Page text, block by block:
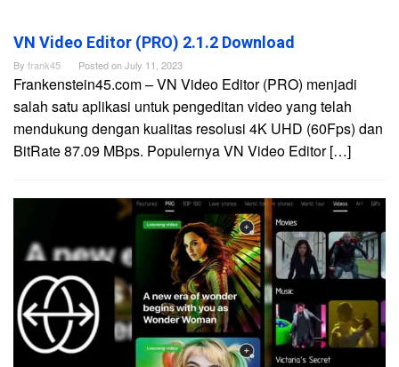
VN Video Editor (PRO) 2.1.2 Download
By frank45 Posted onJuly 11, 2023
Frankenstein45.com – VN Video Editor (PRO) menjadi
salah satu aplikasi untuk pengeditan video yang telah
mendukung dengan kualitas resolusi 4K UHD (60Fps) dan
BitRate 87.09 MBps. Populernya VN Video Editor […]